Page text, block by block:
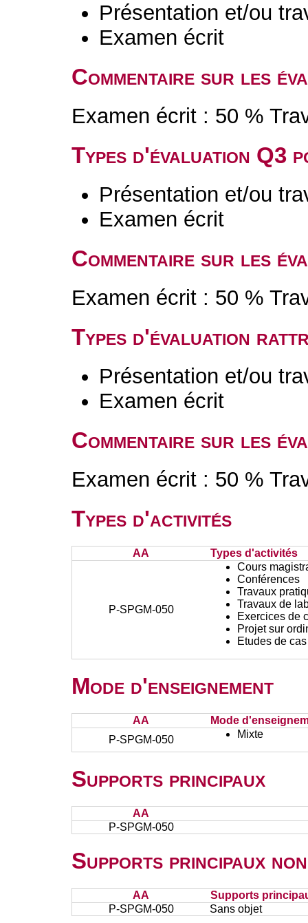
Présentation et/ou
Examen écrit
Commentaire sur les
Examen écrit : 50 %
Types d'évaluation Q3
Présentation et/ou
Examen écrit
Commentaire sur les
Examen écrit : 50 %
Types d'évaluation
Présentation et/ou
Examen écrit
Commentaire sur les
Examen écrit : 50 %
Types d'activités
AA Types d'activités
P-SPGM-050
Cours
Conférences
Travaux
Travaux de
Exercices de
Projet sur
Etudes de cas
Mode d'enseignement
AA
Mode
P-SPGM-050
Mixte
Supports principaux
AA
P-SPGM-050
Supports principaux
AA
Supports
P-SPGM-050
Sans objet